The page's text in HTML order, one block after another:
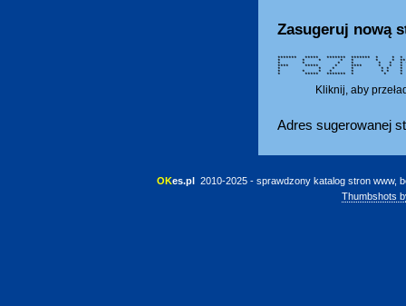
Zasugeruj nową
******* ***** *******
* * * * * * * **
* * * * * * * *
**** ***** * **** * * *
* * * * * * *
* * * * * * * *
* ***** ******* * * *
Kliknij, aby
Adres sugerowanej
OKes.pl 2010-2025 - sprawdzony katalog stron www,
Thumbshots